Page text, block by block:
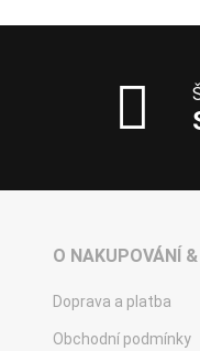
O NAKUPOVÁNÍ
Doprava a platba
Obchodní podmínky